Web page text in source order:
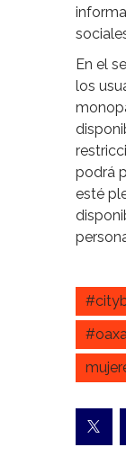
En el
los
podrá
esté